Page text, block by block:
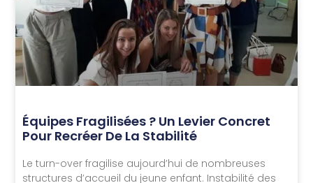
Équipes Fragilisées ? Un Levier Concret
Pour Recréer De La Stabilité
Le turn-over fragilise aujourd’hui de nombreuses
structures d’accueil du jeune enfant. Instabilité des